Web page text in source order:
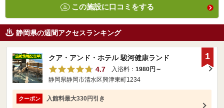
この施設に口コミをする
静岡県の週間アクセスランキング
クア・アンド・ホテル 駿河健康ランド
4.7
入浴料： 1980円～
静岡県静岡市清水区興津東町1234
クーポン 入館料最大330円引き
1